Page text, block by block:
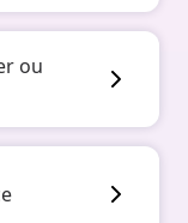
ou